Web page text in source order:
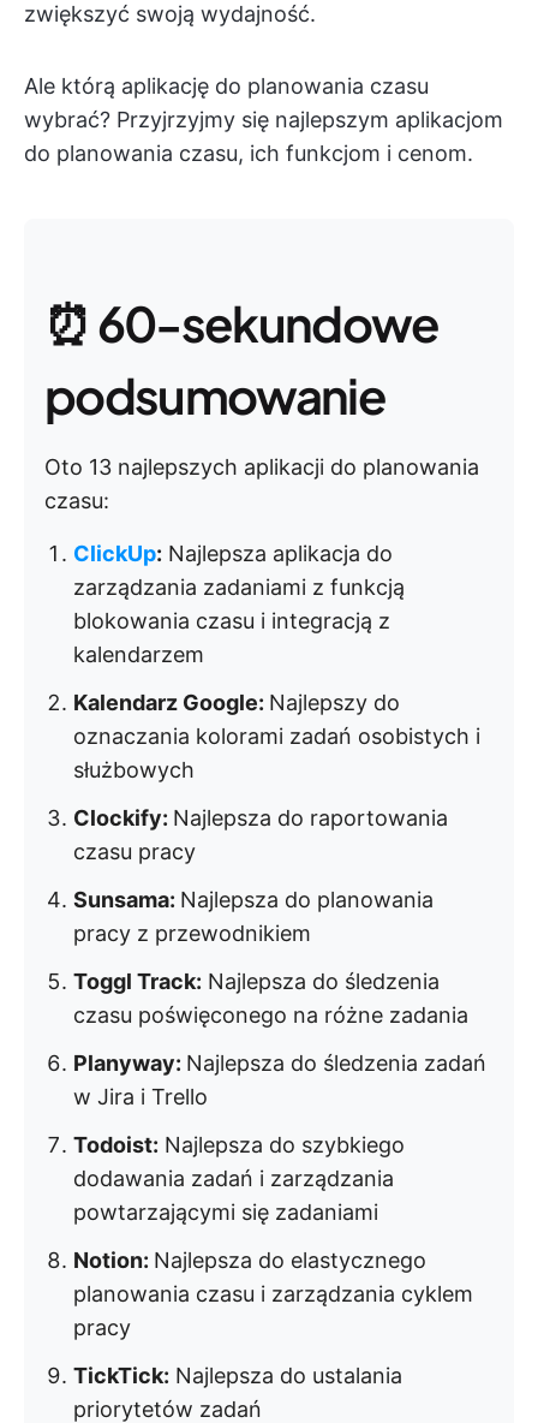
zwiększyć swoją wydajność.
Ale którą aplikację do planowania czasu
wybrać? Przyjrzyjmy się najlepszym aplikacjom
do planowania czasu, ich funkcjom i cenom.
⏰ 60-sekundowe
podsumowanie
Oto 13 najlepszych aplikacji do planowania
czasu:
ClickUp: Najlepsza aplikacja do
zarządzania zadaniami z funkcją
blokowania czasu i integracją z
kalendarzem
Kalendarz Google: Najlepszy do
oznaczania kolorami zadań osobistych i
służbowych
Clockify: Najlepsza do raportowania
czasu pracy
Sunsama: Najlepsza do planowania
pracy z przewodnikiem
Toggl Track: Najlepsza do śledzenia
czasu poświęconego na różne zadania
Planyway: Najlepsza do śledzenia zadań
w Jira i Trello
Todoist: Najlepsza do szybkiego
dodawania zadań i zarządzania
powtarzającymi się zadaniami
Notion: Najlepsza do elastycznego
planowania czasu i zarządzania cyklem
pracy
TickTick: Najlepsza do ustalania
priorytetów zadań